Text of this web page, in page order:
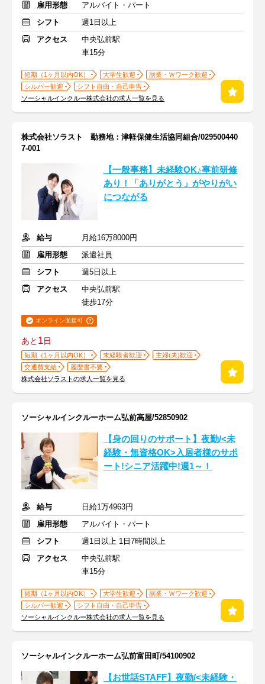
雇用形態
アルバイト・パート
シフト
週1日以上
アクセス
中央弘前駅
車15分
短期（1ヶ月以内OK） 大学生歓迎
副業・Ｗワーク歓迎
シルバー歓迎
シフト自由・自己申告
ソーシャルインクルー株式会社の求人一覧を見る
株式会社ソラスト 勤務地：津軽保健生活協同組合/029500440
7-001
【一般事務】未経験OK♪事前研修
あり！「ありがとう」がやりがい
につながる
給与
月給16万8000円
雇用形態
派遣社員
シフト
週5日以上
アクセス
中央弘前駅
徒歩17分
オンライン面接可
あと 1日
短期（1ヶ月以内OK） 未経験者歓迎
主婦(夫)歓迎
交通費支給
履歴書不要
株式会社ソラストの求人一覧を見る
ソーシャルインクルーホーム弘前高屋/52850902
【身の回りのサポート】夜勤/<未
経験・無資格OK>入居者様のサポ
ート!シニア活躍中!週1～！
給与
日給1万4963円
雇用形態
アルバイト・パート
シフト
週1日以上 1日7時間以上
アクセス
中央弘前駅
車15分
短期（1ヶ月以内OK） 大学生歓迎
副業・Ｗワーク歓迎
シルバー歓迎
シフト自由・自己申告
ソーシャルインクルー株式会社の求人一覧を見る
ソーシャルインクルーホーム弘前富田町/54100902
【お世話STAFF】夜勤/<未経験・